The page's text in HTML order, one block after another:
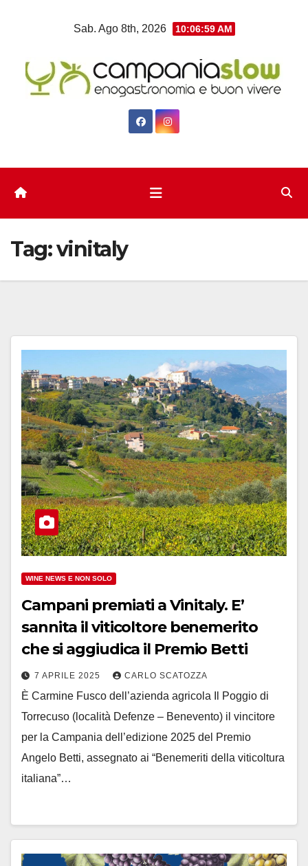
Sab. Ago 8th, 2026 10:07:00 AM
Tag:vinitaly
WINE NEWS E NON SOLO
Campani premiati a Vinitaly. E’
sannita il viticoltore benemerito
che si aggiudica il Premio Betti
7 APRILE 2025 CARLO SCATOZZA
È Carmine Fusco dell’azienda agricola Il Poggio di
Torrecuso (località Defenze – Benevento) il vincitore
per la Campania dell’edizione 2025 del Premio
Angelo Betti, assegnato ai “Benemeriti della viticoltura
italiana”…